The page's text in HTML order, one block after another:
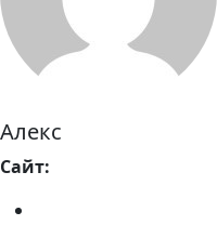
Алекс
Сайт: